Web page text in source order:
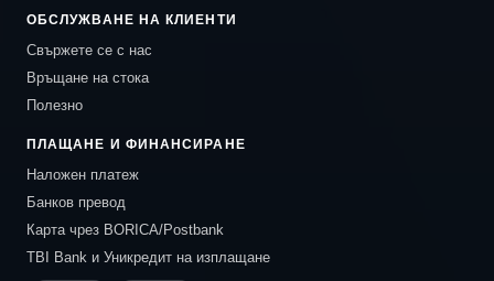
ОБСЛУЖВАНЕ НА КЛИЕНТИ
Свържете се с нас
Връщане на стока
Полезно
ПЛАЩАНЕ И ФИНАНСИРАНЕ
Наложен платеж
Банков превод
Карта чрез BORICA/Postbank
TBI Bank и Уникредит на изплащане